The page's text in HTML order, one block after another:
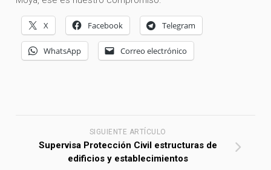
X Facebook Telegram
WhatsApp Correo electrónico
SIGUIENTE ARTÍCULO
Supervisa Protección Civil estructuras de
edificios y establecimientos